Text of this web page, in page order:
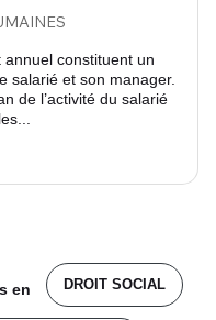
constituent un
salarié et son manager.
de l’activité du salarié
en DROIT SOCIAL